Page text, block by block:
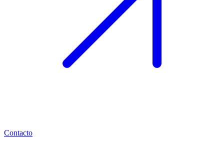
Contacto